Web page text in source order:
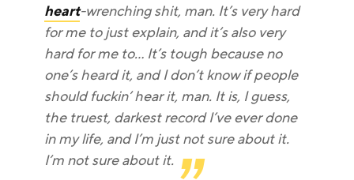
heart-wrenching shit, man. It’s very hard
for me to just explain, and it’s also very
hard for me to… It’s tough because no
one’s heard it, and I don’t know if people
should fuckin’ hear it, man. It is, I guess,
the truest, darkest record I’ve ever done
in my life, and I’m just not sure about it.
I’m not sure about it.